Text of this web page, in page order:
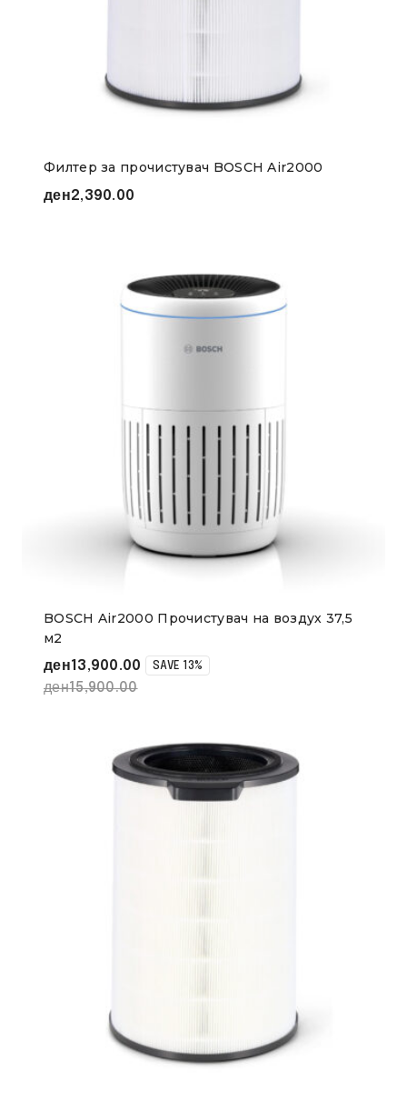
Филтер за прочистувач BOSCH Air2000
ден2,390.00
BOSCH Air2000 Прочистувач на воздух 37,5
м2
ден13,900.00
ден15,900.00
SAVE 13%